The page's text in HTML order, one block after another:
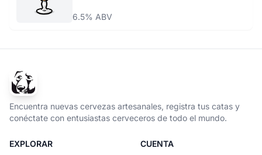
6.5% ABV
Encuentra nuevas cervezas artesanales, registra tus catas y
conéctate con entusiastas cerveceros de todo el mundo.
EXPLORAR CUENTA